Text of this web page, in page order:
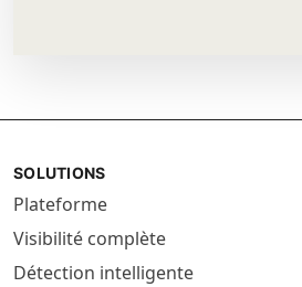
SOLUTIONS
Plateforme
Visibilité complète
Détection intelligente